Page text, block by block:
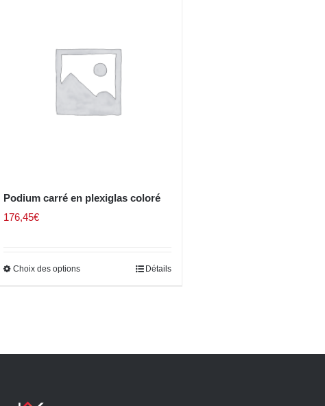
Podium carré en plexiglas coloré
176,45€
Choix des options Détails